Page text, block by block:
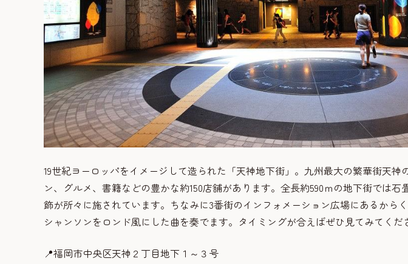
19世紀ヨーロッパをイメージして造られた「天神地下街」。九州最大の繁華街天神
ン、グルメ、書籍などの豊かな約150店舗があります。全長約590ｍの地下街では
飾が所々に施されています。ちなみに3番街のインフォメーション広場にあるから
シャンソンをロンド風にした曲を奏でます。タイミングが合えばぜひ見てみてくだ
📍福岡市中央区天神２丁目地下１～３号